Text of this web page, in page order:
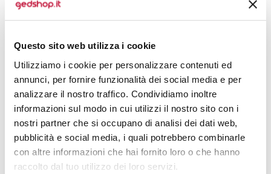
Questo sito web utilizza i cookie
Utilizziamo i cookie per personalizzare contenuti ed
annunci, per fornire funzionalità dei social media e per
analizzare il nostro traffico. Condividiamo inoltre
informazioni sul modo in cui utilizzi il nostro sito con i
nostri partner che si occupano di analisi dei dati web,
pubblicità e social media, i quali potrebbero combinarle
con altre informazioni che hai fornito loro o che hanno
raccolto dal tuo utilizzo dei loro servizi.
2000
5000 € 0,20 € 0,25
6000 € 0,20 € 0,22
7000 € 0,20
8000 € 0,20 € 0,21